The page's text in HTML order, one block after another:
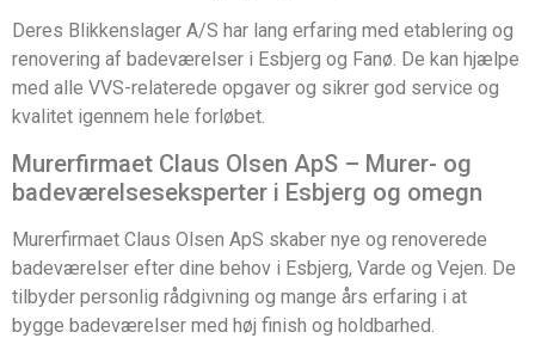
Deres Blikkenslager A/S har lang erfaring med etablering og
renovering af badeværelser i Esbjerg og Fanø. De kan hjælpe
med alle VVS-relaterede opgaver og sikrer god service og
kvalitet igennem hele forløbet.
Murerfirmaet Claus Olsen ApS – Murer- og
badeværelseseksperter i Esbjerg og omegn
Murerfirmaet Claus Olsen ApS skaber nye og renoverede
badeværelser efter dine behov i Esbjerg, Varde og Vejen. De
tilbyder personlig rådgivning og mange års erfaring i at
bygge badeværelser med høj finish og holdbarhed.